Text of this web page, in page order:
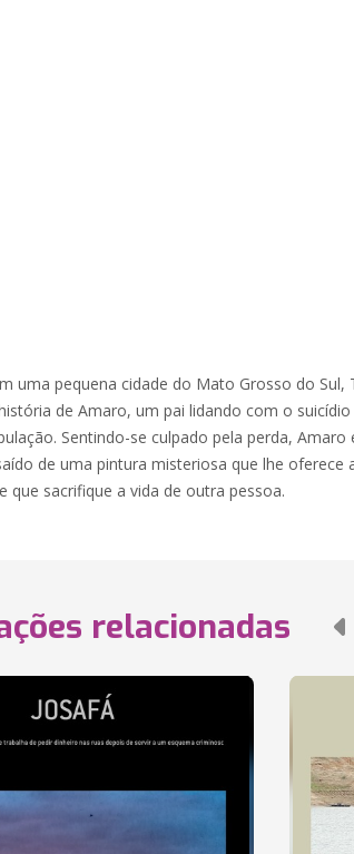
uma pequena cidade do Mato Grosso do Sul,
de Amaro, um pai lidando com o
Sentindo-se culpado pela perda,
de uma pintura misteriosa que lhe oferece
que sacrifique a vida de outra pessoa.
relacionadas